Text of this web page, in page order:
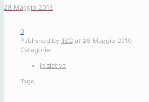
28 Maggio 2019
0
Published by IISG at 28 Maggio 2019
Categorie
Iniziative
Tags